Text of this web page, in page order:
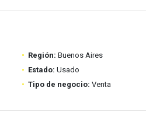
Región: Buenos Aires
Estado: Usado
Tipo de negocio: Venta